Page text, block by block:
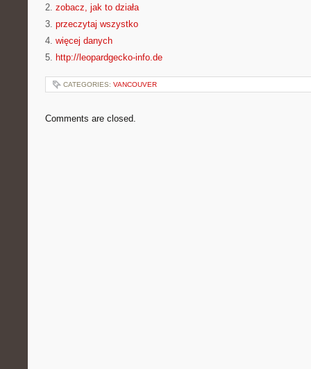
2. zobacz, jak to działa
3. przeczytaj wszystko
4. więcej danych
5. http://leopardgecko-info.de
CATEGORIES: VANCOUVER
Comments are closed.